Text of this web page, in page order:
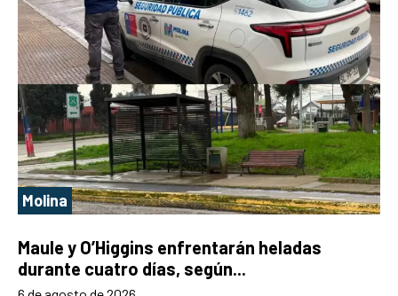
Molina
Maule y O’Higgins enfrentarán heladas
durante cuatro días, según...